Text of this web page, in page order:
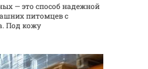
— это способ надежной
питомцев с
Под кожу